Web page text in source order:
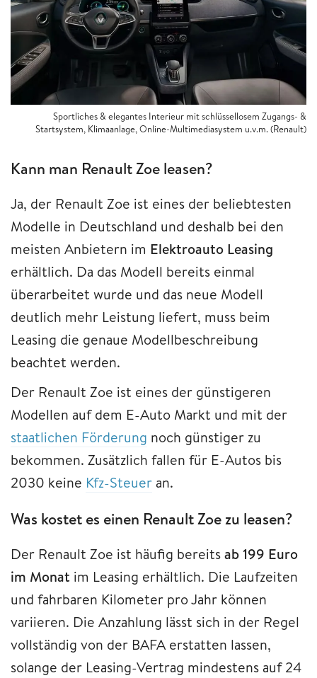
Sportliches & elegantes Interieur mit schlüssellosem Zugangs- &
Startsystem, Klimaanlage, Online-Multimediasystem u.v.m. (Renault)
Kann man Renault Zoe leasen?
Ja, der Renault Zoe ist eines der beliebtesten
Modelle in Deutschland und deshalb bei den
meisten Anbietern im Elektroauto Leasing
erhältlich. Da das Modell bereits einmal
überarbeitet wurde und das neue Modell
deutlich mehr Leistung liefert, muss beim
Leasing die genaue Modellbeschreibung
beachtet werden.
Der Renault Zoe ist eines der günstigeren
Modellen auf dem E-Auto Markt und mit der
staatlichen Förderung noch günstiger zu
bekommen. Zusätzlich fallen für E-Autos bis
2030 keine Kfz-Steuer an.
Was kostet es einen Renault Zoe zu leasen?
Der Renault Zoe ist häufig bereitsab 199 Euro
im Monat im Leasing erhältlich. Die Laufzeiten
und fahrbaren Kilometer pro Jahr können
variieren. Die Anzahlung lässt sich in der Regel
vollständig von der BAFA erstatten lassen,
solange der Leasing-Vertrag mindestens auf 24